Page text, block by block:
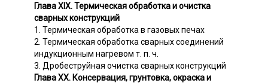
Глава XIX. Термическая обработка и очистка
сварных конструкций
1. Термическая обработка в газовых печах
2. Термическая обработка сварных соединений
индукционным нагревом т. п. ч.
3. Дробеструйная очистка сварных конструкций
Глава XX. Консервация, грунтовка, окраска и